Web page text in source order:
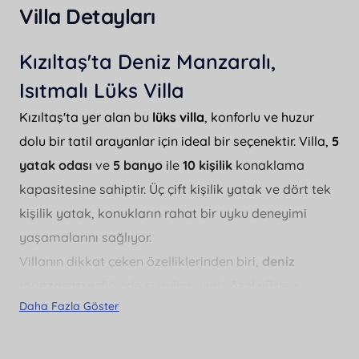
Villa Detayları
Kızıltaş'ta Deniz Manzaralı,
Isıtmalı Lüks Villa
Kızıltaş'ta yer alan bu lüks villa, konforlu ve huzur
dolu bir tatil arayanlar için ideal bir seçenektir. Villa, 5
yatak odası ve 5 banyo ile 10 kişilik konaklama
kapasitesine sahiptir. Üç çift kişilik yatak ve dört tek
kişilik yatak, konukların rahat bir uyku deneyimi
yaşamalarını sağlıyor.
Villanın dikkat çeken özelliklerinden biri, deniz
havuzudur. Havuz, 4.5 metre genişliğinde ve 10 metre
Daha Fazla Göster